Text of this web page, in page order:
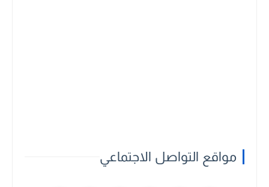
مواقع التواصل الاجتماعي